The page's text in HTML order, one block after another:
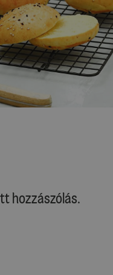
hozzászólás.